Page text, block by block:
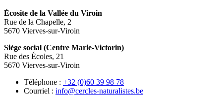
Écosite de la Vallée du Viroin
Rue de la Chapelle, 2
5670 Vierves-sur-Viroin
Siège social (Centre Marie-Victorin)
Rue des Écoles, 21
5670 Vierves-sur-Viroin
Téléphone : 87 89 93 06(0) 23+
Courriel : eb.setsilarutan-selcrec@ofni